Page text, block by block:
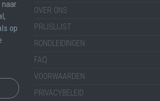
op
OVER ONS
PRIJSLIJST
RONDLEIDINGEN
FAQ
VOORWAARDEN
PRIVACYBELEID